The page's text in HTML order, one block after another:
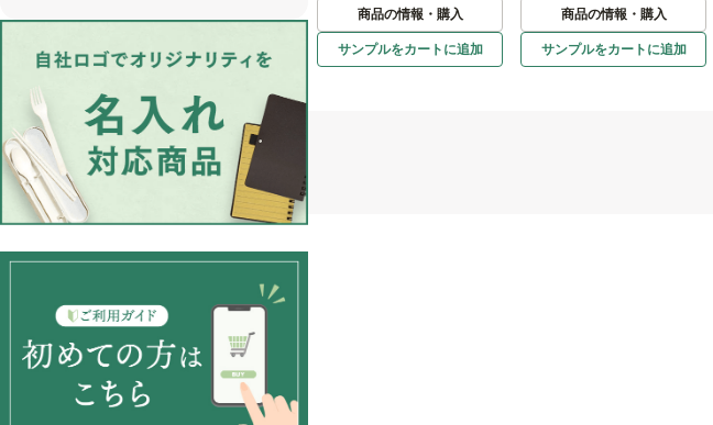
商品の情報・購入
サンプルをカートに追加
商品の情報・購入
サンプルをカートに追加